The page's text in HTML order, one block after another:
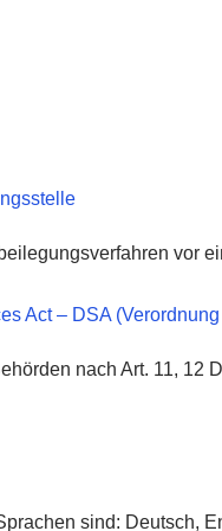
vor
Act – DSA
nach Art. 11, 12
sind: Deutsch,